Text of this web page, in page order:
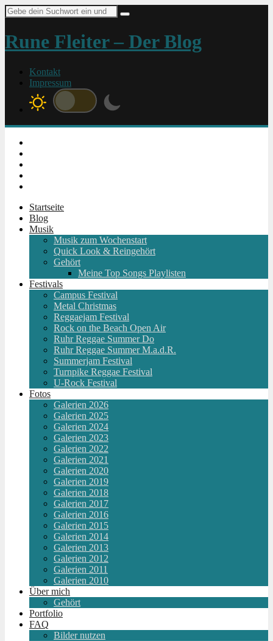
Suche
nach:
Rune Fleiter – Der Blog
Kontakt
Impressum
Startseite
Blog
Musik
Musik zum Wochenstart
Quick Look & Reingehört
Gehört
Meine Top Songs Playlisten
Festivals
Campus Festival
Metal Christmas
Reggaejam Festival
Rock on the Beach Open Air
Ruhr Reggae Summer Do
Ruhr Reggae Summer M.a.d.R.
Summerjam Festival
Turnpike Reggae Festival
U-Rock Festival
Fotos
Galerien 2026
Galerien 2025
Galerien 2024
Galerien 2023
Galerien 2022
Galerien 2021
Galerien 2020
Galerien 2019
Galerien 2018
Galerien 2017
Galerien 2016
Galerien 2015
Galerien 2014
Galerien 2013
Galerien 2012
Galerien 2011
Galerien 2010
Über mich
Gehört
Portfolio
FAQ
Bilder nutzen